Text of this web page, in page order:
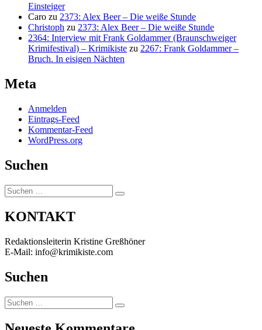
Einsteiger
Caro zu 2373: Alex Beer – Die weiße Stunde
Christoph zu 2373: Alex Beer – Die weiße Stunde
2364: Interview mit Frank Goldammer (Braunschweiger
Krimifestival) – Krimikiste zu 2267: Frank Goldammer –
Bruch. In eisigen Nächten
Meta
Anmelden
Eintrags-Feed
Kommentar-Feed
WordPress.org
Suchen
Suchen
nach:
Suchen
KONTAKT
Redaktionsleiterin Kristine Greßhöner
E-Mail: info@krimikiste.com
Suchen
Suchen
nach:
Suchen